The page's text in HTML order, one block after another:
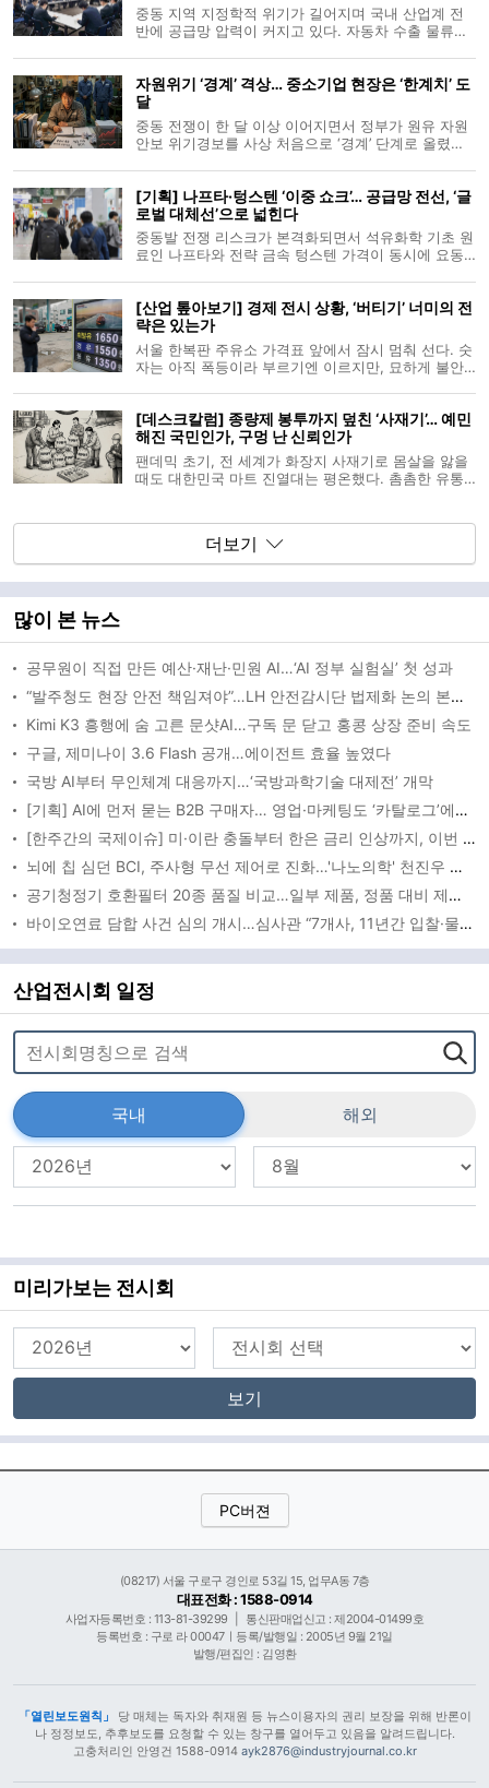
중동 지역 지정학적 위기가 길어지며 국내 산업계 전
반에 공급망 압력이 커지고 있다. 자동차 수출 물류부
단체는 물류비 바우처, 수급 점검, 매점매석 단속 등
자원위기 ‘경계’ 격상… 중소기업 현장은 ‘한계치’ 도
달
중동 전쟁이 한 달 이상 이어지면서 정부가 원유 자원
안보 위기경보를 사상 처음으로 ‘경계’ 단계로 올렸다.
돌입했지만, “위기는 뉴스가 아니라 현장에서 이미 한
계선을 밟고 있다
[기획] 나프타·텅스텐 ‘이중 쇼크’… 공급망 전선, ‘글
로벌 대체선’으로 넓힌다
중동발 전쟁 리스크가 본격화되면서 석유화학 기초 원
료인 나프타와 전략 금속 텅스텐 가격이 동시에 요동
와 공구라는 제조업의 두 축이 동시에 흔들릴 수 있다
는 우려가 깊어지는 모습이다.
[산업 톺아보기] 경제 전시 상황, ‘버티기’ 너미의 전
략은 있는가
서울 한복판 주유소 가격표 앞에서 잠시 멈춰 선다. 숫
자는 아직 폭등이라 부르기엔 이르지만, 묘하게 불안
해당 불안의 속도를 따라잡기 위해서였을 것이다. 당
해 대응 패키지는 분명 단
[데스크칼럼] 종량제 봉투까지 덮친 ‘사재기’… 예민
해진 국민인가, 구멍 난 신뢰인가
팬데믹 초기, 전 세계가 화장지 사재기로 몸살을 앓을
때도 대한민국 마트 진열대는 평온했다. 촘촘한 유통
유, 이제는 종량제 봉투까지 연달아 ‘품귀’와 ‘사재기’라
는 단어에 휘둘리고 있
더보기
많이 본 뉴스
공무원이 직접 만든 예산·재난·민원 AI…‘AI 정부 실험실’ 첫 성과
“발주청도 현장 안전 책임져야”…LH 안전감시단 법제화 논의 본격화
Kimi K3 흥행에 숨 고른 문샷AI…구독 문 닫고 홍콩 상장 준비 속도
구글, 제미나이 3.6 Flash 공개…에이전트 효율 높였다
국방 AI부터 무인체계 대응까지…‘국방과학기술 대제전’ 개막
[기획] AI에 먼저 묻는 B2B 구매자… 영업·마케팅도 ‘카탈로그’에서 ‘AEO’로
[한주간의 국제이슈] 미·이란 충돌부터 한은 금리 인상까지, 이번 주 글로벌 변수 총집합
뇌에 칩 심던 BCI, 주사형 무선 제어로 진화…'나노의학' 천진우 교수 최고과학기술인상
공기청정기 호환필터 20종 품질 비교…일부 제품, 정품 대비 제거성능 떨어져
바이오연료 담합 사건 심의 개시…심사관 “7개사, 11년간 입찰·물량 배분”
산업전시회 일정
국내 해외
미리가보는 전시회
보기
PC버젼
(08217) 서울 구로구 경인로 53길 15, 업무A동 7층
대표전화 : 1588-0914
사업자등록번호 : 113-81-39299
통신판매업신고 : 제2004-01499호
등록번호 : 구로 라 00047ㅣ등록/발행일 : 2005년 9월 21일
발행/편집인 : 김영환
「열린보도원칙」
당 매체는 독자와 취재원 등 뉴스이용자의 권리 보장을 위해 반론이
나 정정보도, 추후보도를 요청할 수 있는 창구를 열어두고 있음을 알려드립니다.
고충처리인 안영건 1588-0914 ayk2876@industryjournal.co.kr